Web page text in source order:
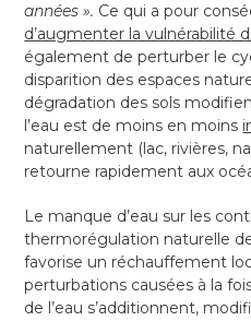
années ». Ce qui a pour
d’augmenter la vulnérabilité
également de perturber le
disparition des espaces
dégradation des sols
l’eau est de moins en moins
naturellement (lac, rivières,
retourne rapidement aux
Le manque d’eau sur les
thermorégulation naturelle
favorise un réchauffement
perturbations causées à la
de l’eau s’additionnent,